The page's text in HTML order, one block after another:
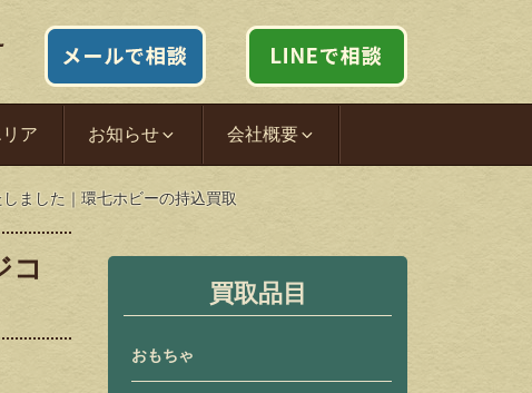
ア お知らせ 会社概要
ました｜環七ホビーの持込買取
コ
買取品目
おもちゃ